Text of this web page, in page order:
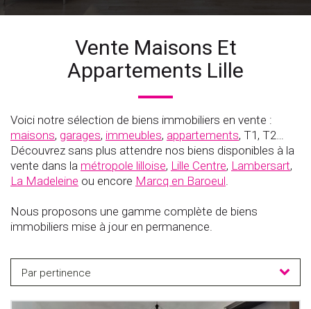
Vente Maisons Et
Appartements Lille
Voici notre sélection de biens immobiliers en vente :
maisons, garages, immeubles, appartements, T1, T2…
Découvrez sans plus attendre nos biens disponibles à la
vente dans la métropole lilloise, Lille Centre, Lambersart,
La Madeleine ou encore Marcq en Baroeul.
Nous proposons une gamme complète de biens
immobiliers mise à jour en permanence.
Par pertinence